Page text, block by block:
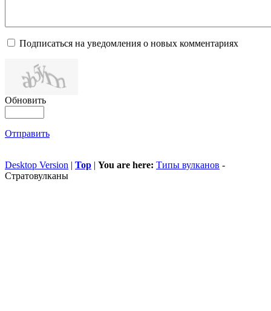
Подписаться на уведомления о новых комментариях
Обновить
Отправить
Desktop Version | Top | You are here: Типы вулканов -
Стратовулканы